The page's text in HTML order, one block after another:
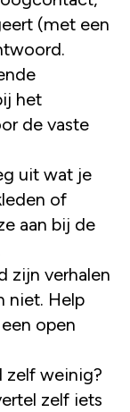
(met een
het
de vaste
uit wat je
of
aan bij de
zijn verhalen
niet. Help
open
zelf weinig?
zelf iets